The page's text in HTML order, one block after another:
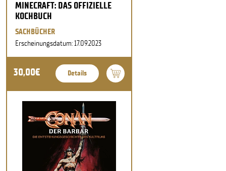
MINECRAFT: DAS OFFIZIELLE
KOCHBUCH
SACHBÜCHER
Erscheinungsdatum: 17.09.2023
30,00€ Details